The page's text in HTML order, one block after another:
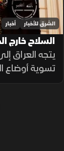
الشرق للأخبار أخبار
السلاح خارج
العراق
يتجه العراق
تسوية أوضاع
مواقف
الاستعداد